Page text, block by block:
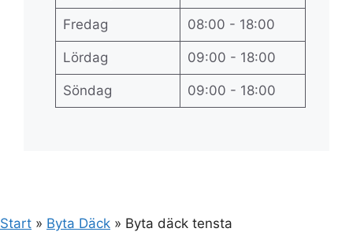
Fredag 08:00 - 18:00
Lördag 09:00 - 18:00
Söndag 09:00 - 18:00
Start » Byta Däck » Byta däck tensta